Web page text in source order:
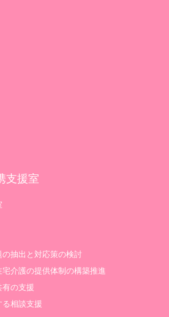
支援室
抽出と対応策の検討
介護の提供体制の構築推進
有の支援
相談支援